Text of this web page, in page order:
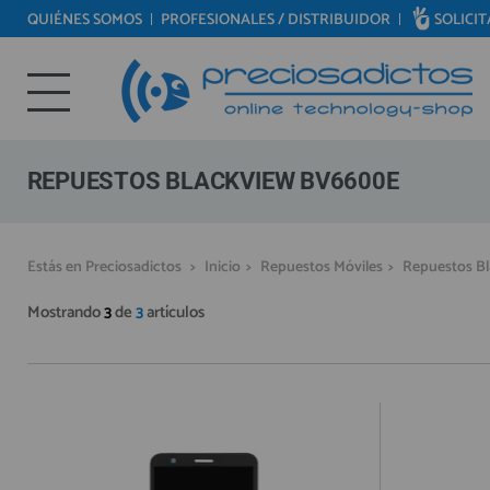
REPUESTOS MÓVILES
REPUESTOS TABLET
REPUESTOS VIDEOCONSOLAS
REPUESTOS OTROS DISPOSITIVOS
MÓVILES REACONDICIONADOS
Bienvenid@ otra vez
YA SOY CLIENTE
Recordarme ¿Olvidó su contraseña?Recordar aquí
QUIÉNES SOMOS PROFESIONALES / DISTRIBUIDOR
REPUESTOS BLACKVIEW BV6600E
Estás en Preciosadictos > Inicio > Repuestos Móviles > Repuestos
Mostrando3de3artículos